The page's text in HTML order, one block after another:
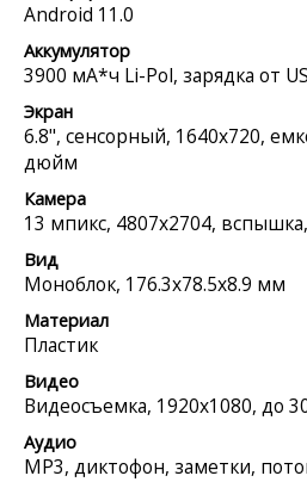
Android 11.0
Аккумулятор
3900 мА*ч Li-Pol, зарядка от
Экран
6.8", сенсорный, 1640x720,
дюйм
Камера
13 мпикс, 4807x2704,
Вид
Моноблок, 176.3x78.5x8.9 мм
Материал
Пластик
Видео
Видеосъемка, 1920x1080, до
Аудио
MP3, диктофон, заметки,